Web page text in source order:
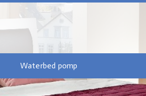
Waterbed pomp